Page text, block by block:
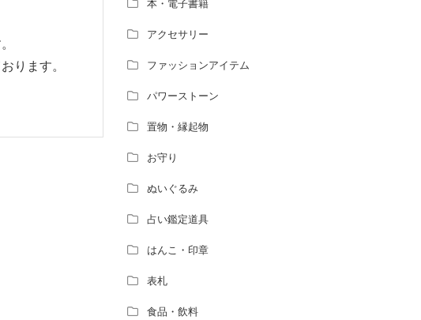
ります。
本・電子書籍
アクセサリー
ファッションアイテム
パワーストーン
置物・縁起物
お守り
ぬいぐるみ
占い鑑定道具
はんこ・印章
表札
食品・飲料